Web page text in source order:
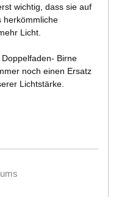
wichtig, dass sie auf
herkömmliche
Licht.
Birne
noch einen Ersatz
Lichtstärke.